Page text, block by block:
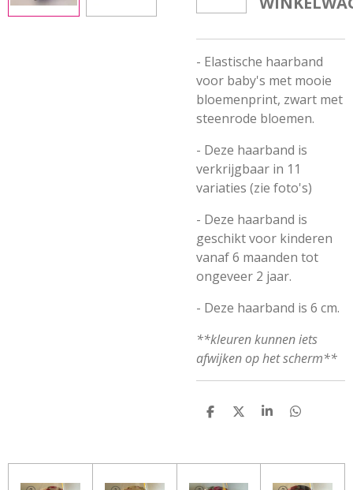
- Elastische haarband
voor baby's met mooie
bloemenprint, zwart met
steenrode bloemen.
- Deze haarband is
verkrijgbaar in 11
variaties (zie foto's)
- Deze haarband is
geschikt voor kinderen
vanaf 6 maanden tot
ongeveer 2 jaar.
- Deze haarband is 6 cm.
**kleuren kunnen iets
afwijken op het scherm**
D
N
D
S
E
D
N